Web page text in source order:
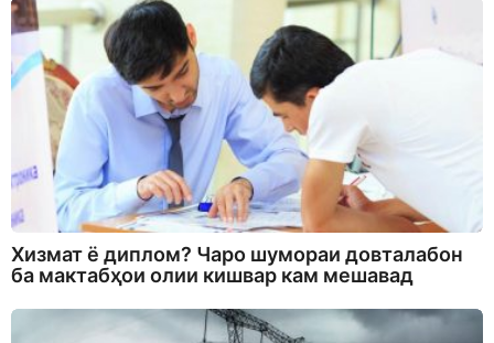
Хизмат ё диплом? Чаро шумораи довталабон
ба мактабҳои олии кишвар кам мешавад